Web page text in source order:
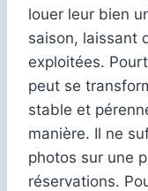
louer leur bien
saison, laissant
exploitées.
peut se
stable et
manière. Il ne
photos sur une
réservations.